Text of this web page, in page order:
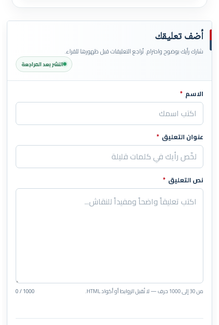
أضف تعليقك
شارك رأيك بوضوح واحترام. تُراجع التعليقات قبل ظهورها للقراء.
النشر بعد المراجعة
اترك هذا الحقل فارغاً
الاسم *
عنوان التعليق *
نص التعليق *
من 30 إلى 1000 حرف — لا تُقبل الروابط أو أكواد HTML. 0 / 1000